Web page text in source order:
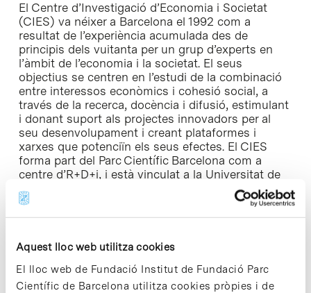
Aquest lloc web utilitza cookies
El lloc web de Fundació Institut de Fundació Parc
Científic de Barcelona utilitza cookies pròpies i de
El Centre d’Investigació d’Economia i Societat
(CIES) va néixer a Barcelona el 1992 com a
resultat de l’experiència acumulada des de
principis dels vuitanta per un grup d’experts en
l’àmbit de l’economia i la societat. El seus
objectius se centren en l’estudi de la combinació
entre interessos econòmics i cohesió social, a
través de la recerca, docència i difusió, estimulant
i donant suport als projectes innovadors per al
seu desenvolupament i creant plataformes i
xarxes que potenciïn els seus efectes. El CIES
forma part del Parc Científic Barcelona com a
centre d’R+D+i, i està vinculat a la Universitat de
Barcelona per a la realització conjunta d’activitats
de recerca i programes de formació.